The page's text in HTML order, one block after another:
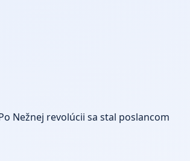
Nežnej revolúcii sa stal poslancom